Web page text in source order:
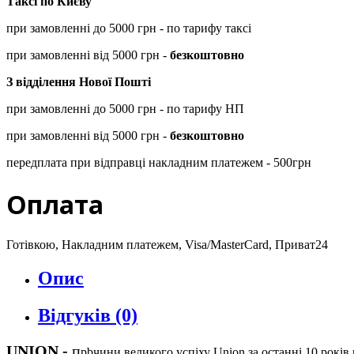
при замовленні до 5000 грн - по тарифу таксі
при замовленні від 5000 грн - безкоштовно
З відділення Нової Пошті
при замовленні до 5000 грн - по тарифу НП
при замовленні від 5000 грн - безкоштовно
передплата при відправці накладним платежем - 500грн
Оплата
Готівкою, Накладним платежем, Visa/MasterCard, Приват24
Опис
Відгуків (0)